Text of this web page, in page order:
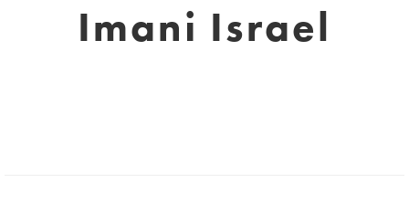
Imani Israel